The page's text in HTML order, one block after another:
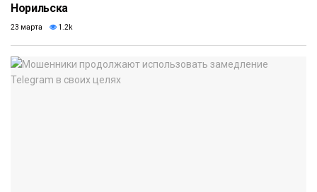
Норильска
23 марта 1.2k